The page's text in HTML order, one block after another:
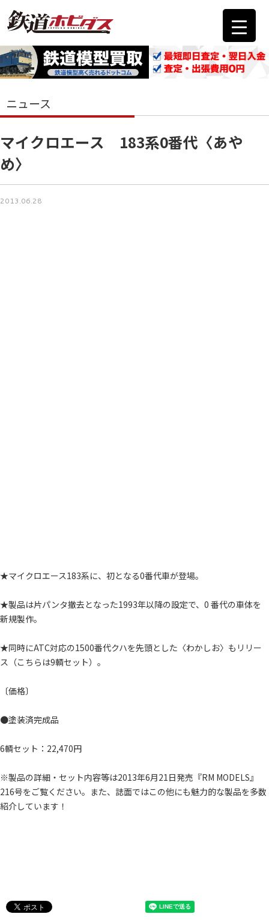
ニュース
マイクロエース 183系0番代〈あや
め〉
2013.06.28
★マイクロエース183系に、初となる0番代車が登場。
★製品は片パンタ撤去となった1993年以降の設定で、0 番代の車体を
新規製作。
★同時にATC対応の1500番代クハを先頭とした〈わかしお〉もリリー
ス（こちらは9輌セット）。
〔価格〕
●塗装済完成品
6輌セット：22,470円
※製品の詳細・セット内容等は2013年6月21日発売『RM MODELS』
216号をご覧ください。また、誌面ではこの他にも魅力的な製品を多数
紹介しています！